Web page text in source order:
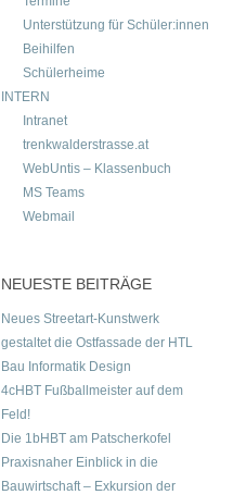
Unterstützung für Schüler:innen
Beihilfen
Schülerheime
INTERN
Intranet
trenkwalderstrasse.at
WebUntis – Klassenbuch
MS Teams
Webmail
NEUESTE BEITRÄGE
Neues Streetart-Kunstwerk
gestaltet die Ostfassade der HTL
Bau Informatik Design
4cHBT Fußballmeister auf dem
Feld!
Die 1bHBT am Patscherkofel
Praxisnaher Einblick in die
Bauwirtschaft – Exkursion der